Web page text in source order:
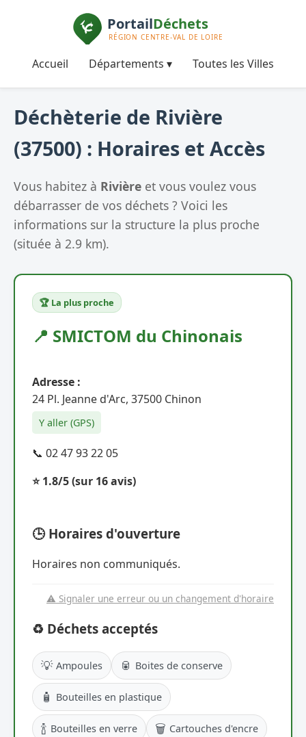
Accueil Départements ▾ Toutes les Villes
Déchèterie de Rivière
(37500) : Horaires et Accès
Vous habitez à Rivière et vous voulez vous
débarrasser de vos déchets ? Voici les
informations sur la structure la plus proche
(située à 2.9 km).
🏆 La plus proche
📍 SMICTOM du Chinonais
Adresse :
24 Pl. Jeanne d'Arc, 37500 Chinon
Y aller (GPS)
📞 02 47 93 22 05
⭐ 1.8/5(sur 16 avis)
🕒 Horaires d'ouverture
Horaires non communiqués.
⚠️ Signaler une erreur ou un changement d'horaire
♻️ Déchets acceptés
💡 Ampoules 🥫 Boites de conserve
🧴 Bouteilles en plastique
🍾 Bouteilles en verre 🗑️ Cartouches d'encre